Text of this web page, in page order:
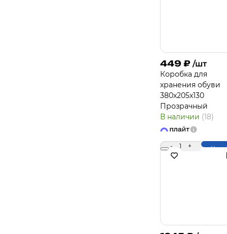
449 ₽ /шт
Коробка для
хранения обуви
380х205х130
Прозрачный
В наличии (18)
- 1 +